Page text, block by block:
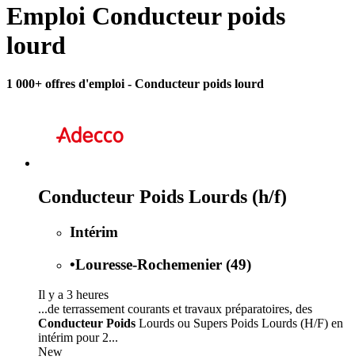
Emploi Conducteur poids
lourd
1 000+ offres d'emploi - Conducteur poids lourd
Conducteur Poids Lourds (h/f)
Intérim
•Louresse-Rochemenier (49)
Il y a 3 heures
...de terrassement courants et travaux préparatoires, des
Conducteur Poids Lourds ou Supers Poids Lourds (H/F) en
intérim pour 2...
New